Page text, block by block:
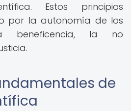
Estos principios
por la autonomía de los
beneficencia, la no
de